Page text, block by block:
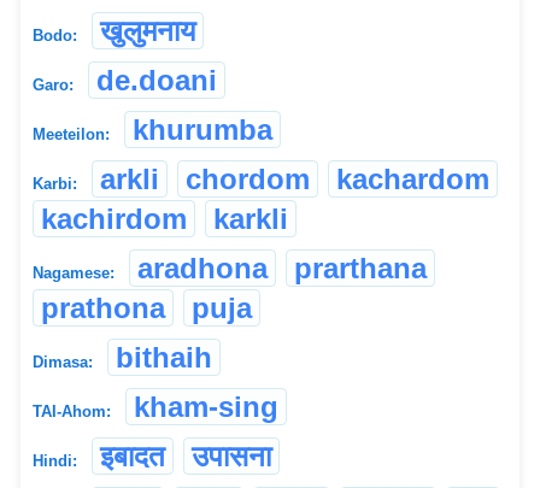
Bodo: खुलुमनाय
Garo: de.doani
Meeteilon: khurumba
Karbi: arkli chordom
kachardom
kachirdom
karkli
Nagamese: aradhona
prarthana
prathona
puja
Dimasa: bithaih
TAI-Ahom: kham-sing
Hindi: इबादत उपासना